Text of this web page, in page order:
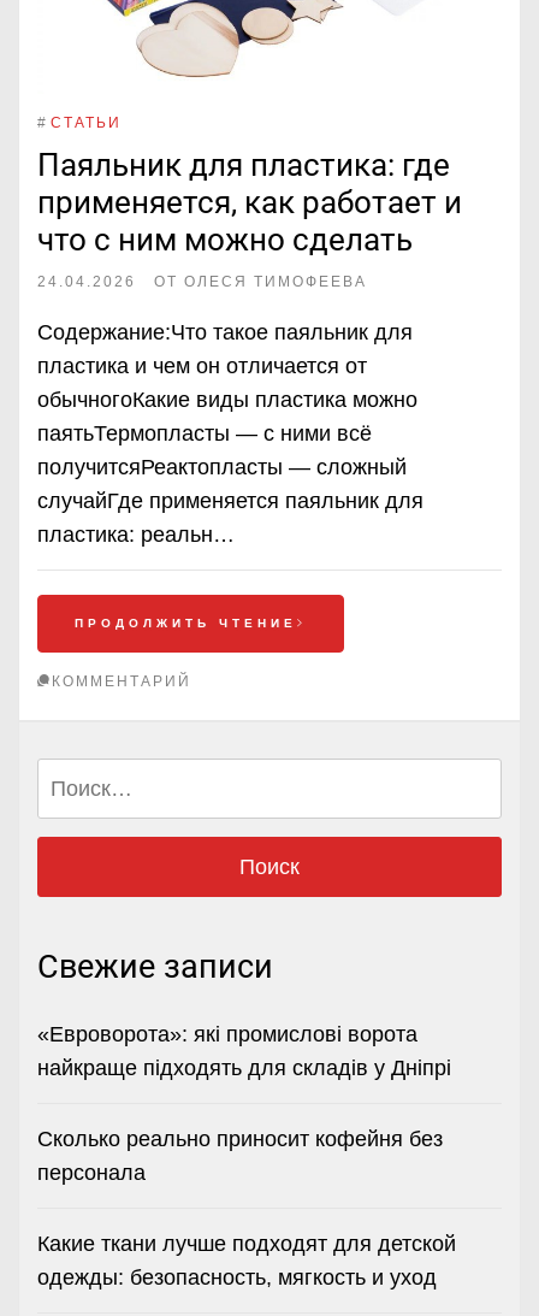
# СТАТЬИ
Паяльник для пластика: где
применяется, как работает и
что с ним можно сделать
24.04.2026 ОТ ОЛЕСЯ ТИМОФЕЕВА
Содержание:Что такое паяльник для
пластика и чем он отличается от
обычногоКакие виды пластика можно
паятьТермопласты — с ними всё
получитсяРеактопласты — сложный
случайГде применяется паяльник для
пластика: реальн…
ПРОДОЛЖИТЬ ЧТЕНИЕ
КОММЕНТАРИЙ
Свежие записи
«Евроворота»: які промислові ворота
найкраще підходять для складів у Дніпрі
Сколько реально приносит кофейня без
персонала
Какие ткани лучше подходят для детской
одежды: безопасность, мягкость и уход